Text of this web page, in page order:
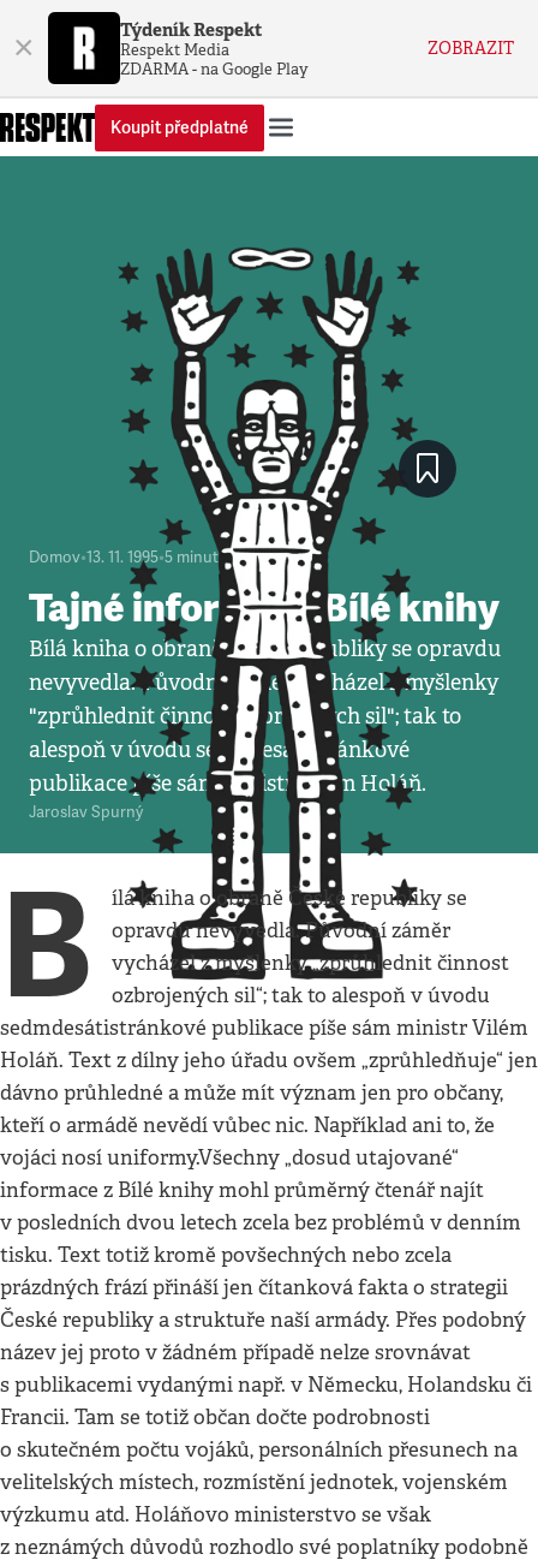
× Týdeník Respekt
Respekt Media
ZDARMA - na Google Play
ZOBRAZIT
Koupit předplatné
Domov•13. 11. 1995•5 minut
Tajné informace Bílé knihy
Bílá kniha o obraně České republiky se opravdu
nevyvedla. Původní záměr vycházel z myšlenky
"zprůhlednit činnost ozbrojených sil"; tak to
alespoň v úvodu sedmdesátistránkové
publikace píše sám ministr Vilém Holáň.
Jaroslav Spurný
B
ílá kniha o obraně České republiky se
opravdu nevyvedla. Původní záměr
vycházel z myšlenky „zprůhlednit činnost
ozbrojených sil“; tak to alespoň v úvodu
sedmdesátistránkové publikace píše sám ministr Vilém
Holáň. Text z dílny jeho úřadu ovšem „zprůhledňuje“ jen
dávno průhledné a může mít význam jen pro občany,
kteří o armádě nevědí vůbec nic. Například ani to, že
vojáci nosí uniformy.Všechny „dosud utajované“
informace z Bílé knihy mohl průměrný čtenář najít
v posledních dvou letech zcela bez problémů v denním
tisku. Text totiž kromě povšechných nebo zcela
prázdných frází přináší jen čítanková fakta o strategii
České republiky a struktuře naší armády. Přes podobný
název jej proto v žádném případě nelze srovnávat
s publikacemi vydanými např. v Německu, Holandsku či
Francii. Tam se totiž občan dočte podrobnosti
o skutečném počtu vojáků, personálních přesunech na
velitelských místech, rozmístění jednotek, vojenském
výzkumu atd. Holáňovo ministerstvo se však
z neznámých důvodů rozhodlo své poplatníky podobně